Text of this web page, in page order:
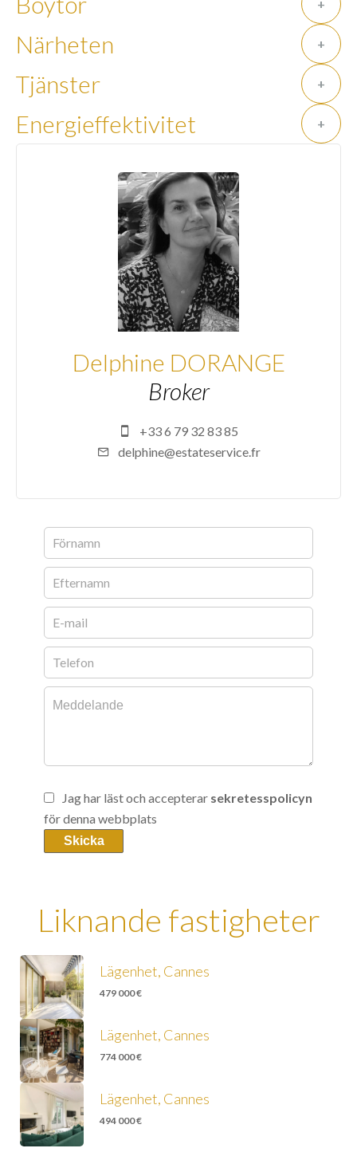
+
Närheten +
Tjänster +
Energieffektivitet +
Delphine DORANGE
Broker
+33 6 79 32 83 85
delphine@estateservice.fr
Jag har läst och accepterar sekretesspolicyn
för denna webbplats
Skicka
Liknande fastigheter
Lägenhet, Cannes
479 000 €
Lägenhet, Cannes
774 000 €
Lägenhet, Cannes
494 000 €